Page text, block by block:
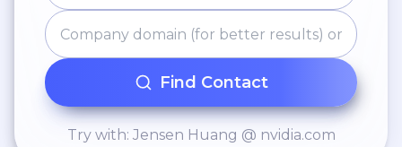
Find Contact
Try with: Jensen Huang @ nvidia.com